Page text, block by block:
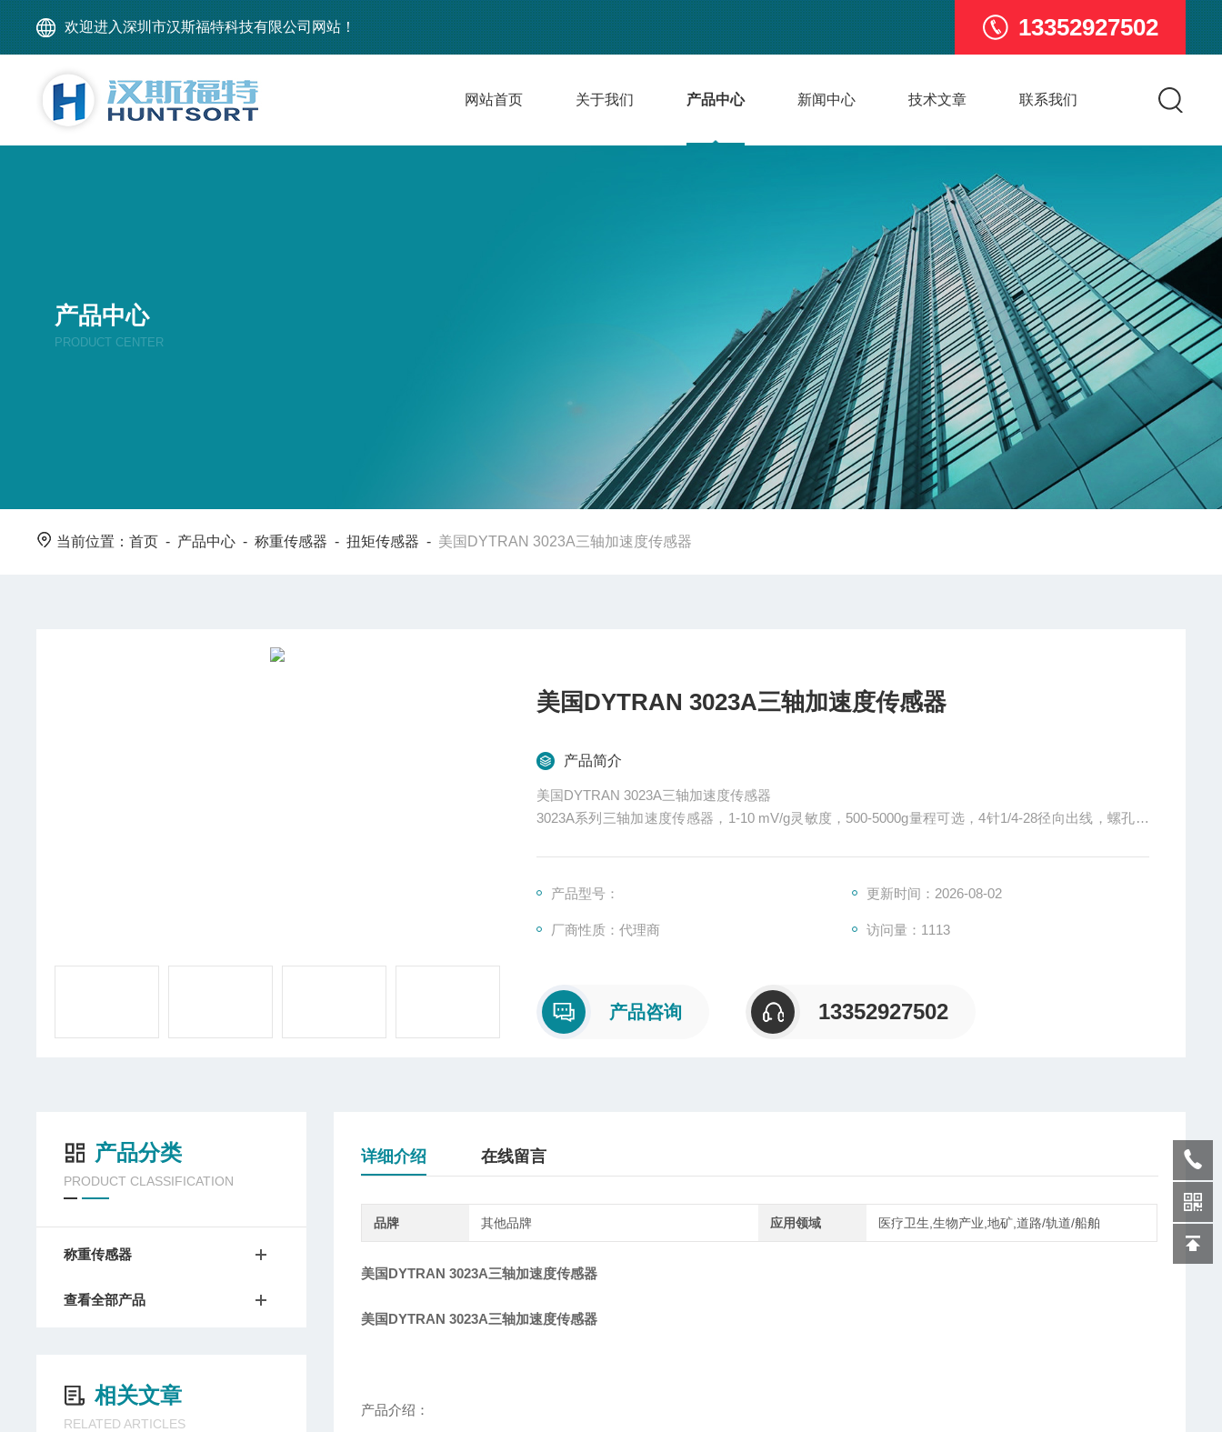
欢迎进入深圳市汉斯福特科技有限公司网站！ 13352927502
网站首页 关于我们 产品中心 新闻中心 技术文章 联系我们
产品中心
PRODUCT CENTER
当前位置：首页 - 产品中心 -称重传感器 -扭矩传感器 - 美国DYTRAN 3023A三轴加速度传感器
美国DYTRAN 3023A三轴加速度传感器
产品简介
美国DYTRAN 3023A三轴加速度传感器
3023A系列三轴加速度传感器，1-10 mV/g灵敏度，500-5000g量程可选，4针1/4-28径向出线，螺孔或
产品型号： 更新时间：2026-08-02
厂商性质：代理商 访问量：1113
产品咨询 13352927502
详细介绍 在线留言
品牌 其他品牌 应用领域 医疗卫生,生物产业,地矿,道路/轨道/船舶
美国DYTRAN 3023A三轴加速度传感器
美国DYTRAN 3023A三轴加速度传感器
产品介绍：
产品分类
PRODUCT CLASSIFICATION
称重传感器
查看全部产品
相关文章
RELATED ARTICLES